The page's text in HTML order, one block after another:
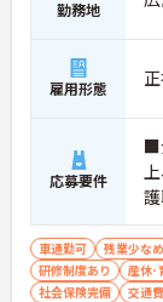
勤務地
雇用形態
応募要件
■
車通勤可 残業少なめ
研修制度あり
産休･
社会保険完備
交通